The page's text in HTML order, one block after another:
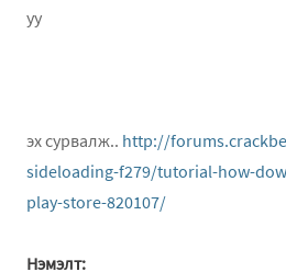
уу
эх сурвалж.. http://
sideloading-f279/tutorial-how-
play-store-820107/
Нэмэлт: